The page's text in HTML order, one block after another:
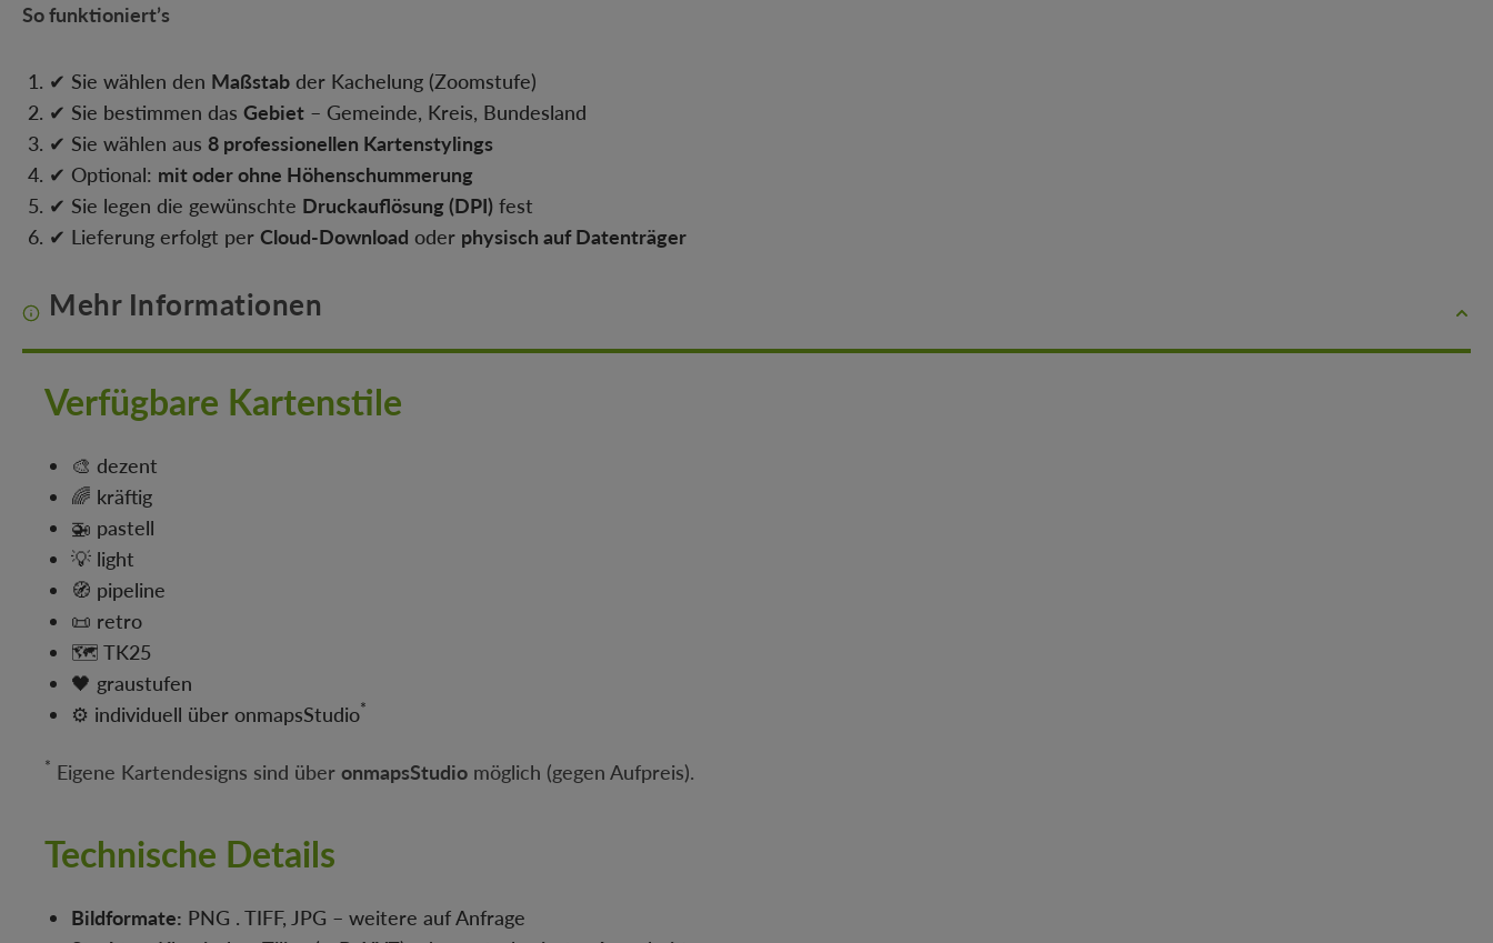
So funktioniert’s
✔ Sie wählen den Maßstab der Kachelung (Zoomstufe)
✔ Sie bestimmen das Gebiet – Gemeinde, Kreis, Bundesland
✔ Sie wählen aus 8 professionellen Kartenstylings
✔ Optional: mit oder ohne Höhenschummerung
✔ Sie legen die gewünschte Druckauflösung (DPI) fest
✔ Lieferung erfolgt per Cloud-Download oder physisch auf Datenträger
Mehr Informationen
Verfügbare Kartenstile
🎨 dezent
🌈 kräftig
🚁 pastell
💡 light
🧭 pipeline
📜 retro
🗺 TK25
🖤 graustufen
⚙️ individuell über onmapsStudio*
* Eigene Kartendesigns sind über onmapsStudio möglich (gegen Aufpreis).
Technische Details
Bildformate: PNG . TIFF, JPG – weitere auf Anfrage